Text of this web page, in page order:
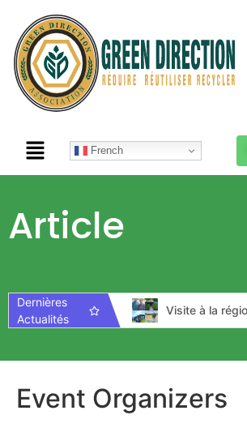
French
Article
Dernières
Actualités
Early Warning Initiative workshop
Event Organizers